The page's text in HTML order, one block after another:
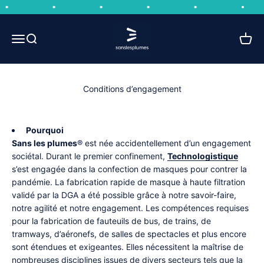
Skip to content
Open navigation menu
Open search
Sans les plumes
Open
Conditions d’engagement
Pourquoi
Sans les plumes® est née accidentellement d’un engagement
sociétal. Durant le premier confinement, Technologistique
s’est engagée dans la confection de masques pour contrer la
pandémie. La fabrication rapide de masque à haute filtration
validé par la DGA a été possible grâce à notre savoir-faire,
notre agilité et notre engagement. Les compétences requises
pour la fabrication de fauteuils de bus, de trains, de
tramways, d’aéronefs, de salles de spectacles et plus encore
sont étendues et exigeantes. Elles nécessitent la maîtrise de
nombreuses disciplines issues de divers secteurs tels que la